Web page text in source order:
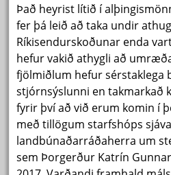
Það heyrist lítið í
fer þá leið að taka undir
Ríkisendurskoðunar enda
hefur vakið athygli að
fjölmiðlum hefur sérstaklega
stjórnsýslunni en takmarkað
fyrir því að við erum komin í
með tillögum starfshóps
landbúnaðarráðaherra um
sem Þorgerður Katrín